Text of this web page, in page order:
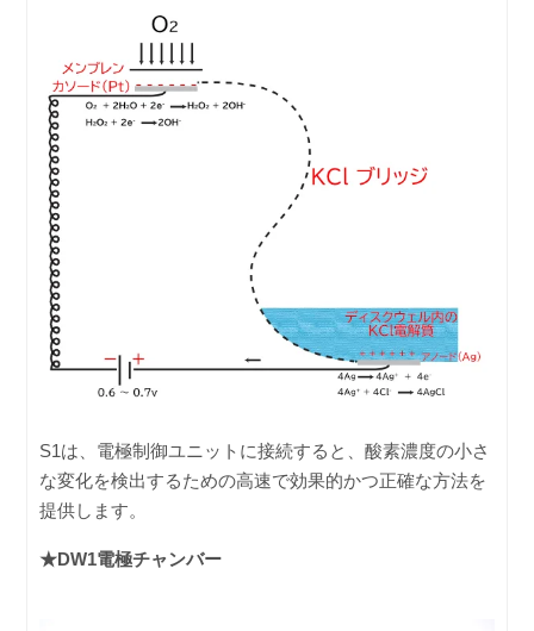
S1は、電極制御ユニットに接続すると、酸素濃度の小さ
な変化を検出するための高速で効果的かつ正確な方法を
提供します。
★DW1電極チャンバー